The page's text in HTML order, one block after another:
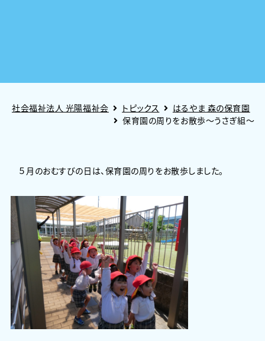
社会福祉法人 光陽福祉会 トピックス
はるやま 森の保育園
保育園の周りをお散歩～うさぎ組～
５月のおむすびの日は、保育園の周りをお散歩しました。